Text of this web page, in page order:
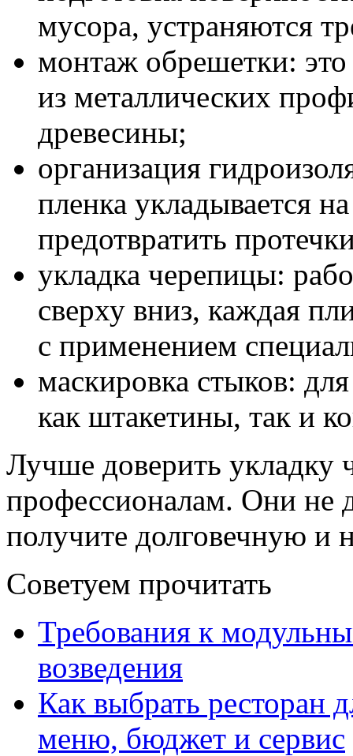
мусора, устраняются
монтаж обрешетки: это
из металлических
древесины;
организация
пленка укладывается
предотвратить
укладка черепицы:
сверху вниз, каждая
с применением
маскировка стыков:
как штакетины, так и
Лучше доверить
профессионалам. Они не
получите долговечную
Советуем прочитать
Требования к
возведения
Как выбрать ресторан
меню, бюджет и сервис